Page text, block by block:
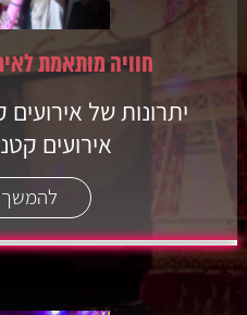
חוויה מותאמת
יתרונות של
אירועים
להמשך